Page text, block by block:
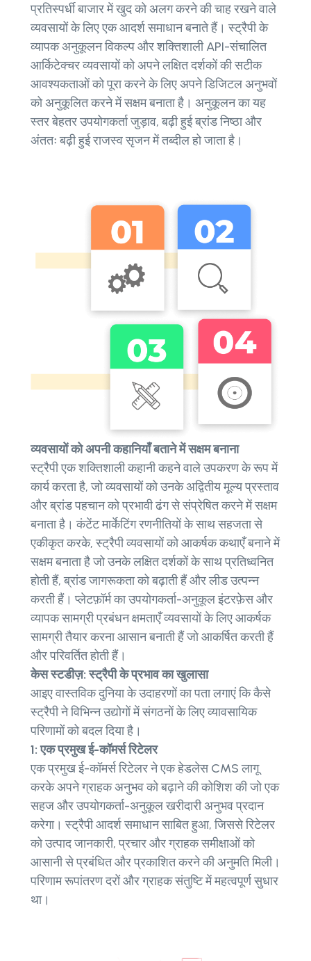
प्रतिस्पर्धी बाजार में खुद को अलग करने की चाह रखने वाले
व्यवसायों के लिए एक आदर्श समाधान बनाते हैं। स्ट्रैपी के
व्यापक अनुकूलन विकल्प और शक्तिशाली API-संचालित
आर्किटेक्चर व्यवसायों को अपने लक्षित दर्शकों की सटीक
आवश्यकताओं को पूरा करने के लिए अपने डिजिटल अनुभवों
को अनुकूलित करने में सक्षम बनाता है। अनुकूलन का यह
स्तर बेहतर उपयोगकर्ता जुड़ाव, बढ़ी हुई ब्रांड निष्ठा और
अंततः बढ़ी हुई राजस्व सृजन में तब्दील हो जाता है।
व्यवसायों को अपनी कहानियाँ बताने में सक्षम बनाना
स्ट्रैपी एक शक्तिशाली कहानी कहने वाले उपकरण के रूप में
कार्य करता है, जो व्यवसायों को उनके अद्वितीय मूल्य प्रस्ताव
और ब्रांड पहचान को प्रभावी ढंग से संप्रेषित करने में सक्षम
बनाता है। कंटेंट मार्केटिंग रणनीतियों के साथ सहजता से
एकीकृत करके, स्ट्रैपी व्यवसायों को आकर्षक कथाएँ बनाने में
सक्षम बनाता है जो उनके लक्षित दर्शकों के साथ प्रतिध्वनित
होती हैं, ब्रांड जागरूकता को बढ़ाती हैं और लीड उत्पन्न
करती हैं। प्लेटफ़ॉर्म का उपयोगकर्ता-अनुकूल इंटरफ़ेस और
व्यापक सामग्री प्रबंधन क्षमताएँ व्यवसायों के लिए आकर्षक
सामग्री तैयार करना आसान बनाती हैं जो आकर्षित करती हैं
और परिवर्तित होती हैं।
केस स्टडीज़: स्ट्रैपी के प्रभाव का खुलासा
आइए वास्तविक दुनिया के उदाहरणों का पता लगाएं कि कैसे
स्ट्रैपी ने विभिन्न उद्योगों में संगठनों के लिए व्यावसायिक
परिणामों को बदल दिया है।
1: एक प्रमुख ई-कॉमर्स रिटेलर
एक प्रमुख ई-कॉमर्स रिटेलर ने एक हेडलेस CMS लागू
करके अपने ग्राहक अनुभव को बढ़ाने की कोशिश की जो एक
सहज और उपयोगकर्ता-अनुकूल खरीदारी अनुभव प्रदान
करेगा। स्ट्रैपी आदर्श समाधान साबित हुआ, जिससे रिटेलर
को उत्पाद जानकारी, प्रचार और ग्राहक समीक्षाओं को
आसानी से प्रबंधित और प्रकाशित करने की अनुमति मिली।
परिणाम रूपांतरण दरों और ग्राहक संतुष्टि में महत्वपूर्ण सुधार
था।